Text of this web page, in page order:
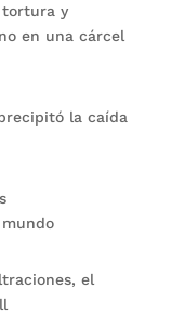
y
en una cárcel
la caída
el